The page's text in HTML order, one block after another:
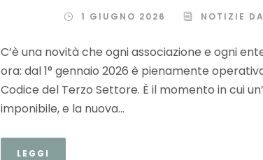
1 GIUGNO 2026 NOTIZIE
C’è una novità che ogni associazione e ogni
ora: dal 1° gennaio 2026 è pienamente
Codice del Terzo Settore. È il momento in cui
imponibile, e la nuova...
LEGGI